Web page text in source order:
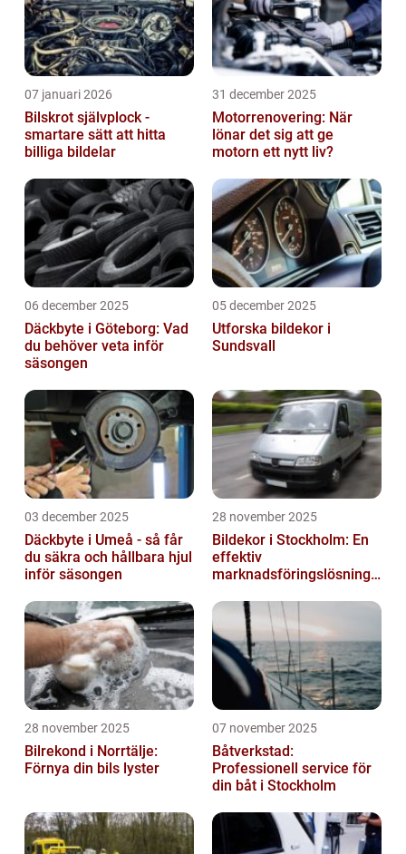
07 januari 2026
Bilskrot självplock -
smartare sätt att hitta
billiga bildelar
31 december 2025
Motorrenovering: När
lönar det sig att ge
motorn ett nytt liv?
06 december 2025
Däckbyte i Göteborg: Vad
du behöver veta inför
säsongen
05 december 2025
Utforska bildekor i
Sundsvall
03 december 2025
Däckbyte i Umeå - så får
du säkra och hållbara hjul
inför säsongen
28 november 2025
Bildekor i Stockholm: En
effektiv
marknadsföringslösning
28 november 2025
Bilrekond i Norrtälje:
Förnya din bils lyster
07 november 2025
Båtverkstad:
Professionell service för
din båt i Stockholm